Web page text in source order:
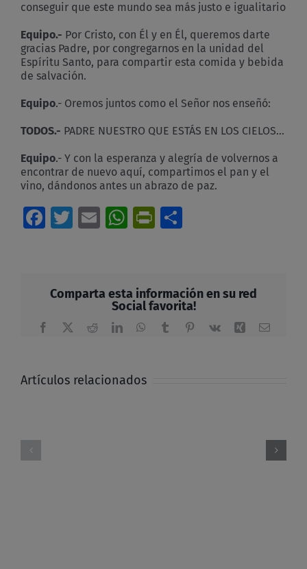
conseguir que este mundo sea más justo e igualitario
Equipo.- Por Cristo, con Él y en Él, queremos darte
gracias Padre, por congregarnos en la unidad del
Espíritu Santo, para compartir esta comida y bebida
de salvación.
Equipo.- Oremos juntos como el Señor nos enseñó:
TODOS.- PADRE NUESTRO QUE ESTÁS EN LOS CIELOS…
Equipo.- Y con la esperanza y alegría de volvernos a
encontrar de nuevo aquí, compartimos el pan y el
vino, dándonos antes un abrazo de paz.
Facebook
Twitter
EmailWhatsApp
PrintFriendly
Comparta esta información en su red
Social favorita!
Facebook RedditLinkedInWhatsApp
Tumblr Pinterest
Vk Xing Correo
Artículos relacionados